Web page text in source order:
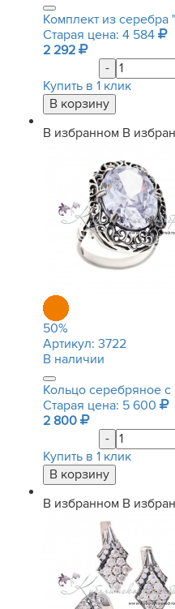
Комплект из
Старая цена: 4 584
2 292
-
Купить в 1 клик
В избранном В
50%
Артикул: 3722
В наличии
Кольцо серебряное
Старая цена: 5 600
2 800
-
Купить в 1 клик
В избранном В